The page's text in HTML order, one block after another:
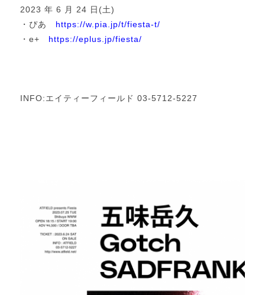
2023 年 6 月 24 日(土)
・ぴあ https://w.pia.jp/t/fiesta-t/
・e+ https://eplus.jp/fiesta/
INFO:エイティーフィールド 03-5712-5227